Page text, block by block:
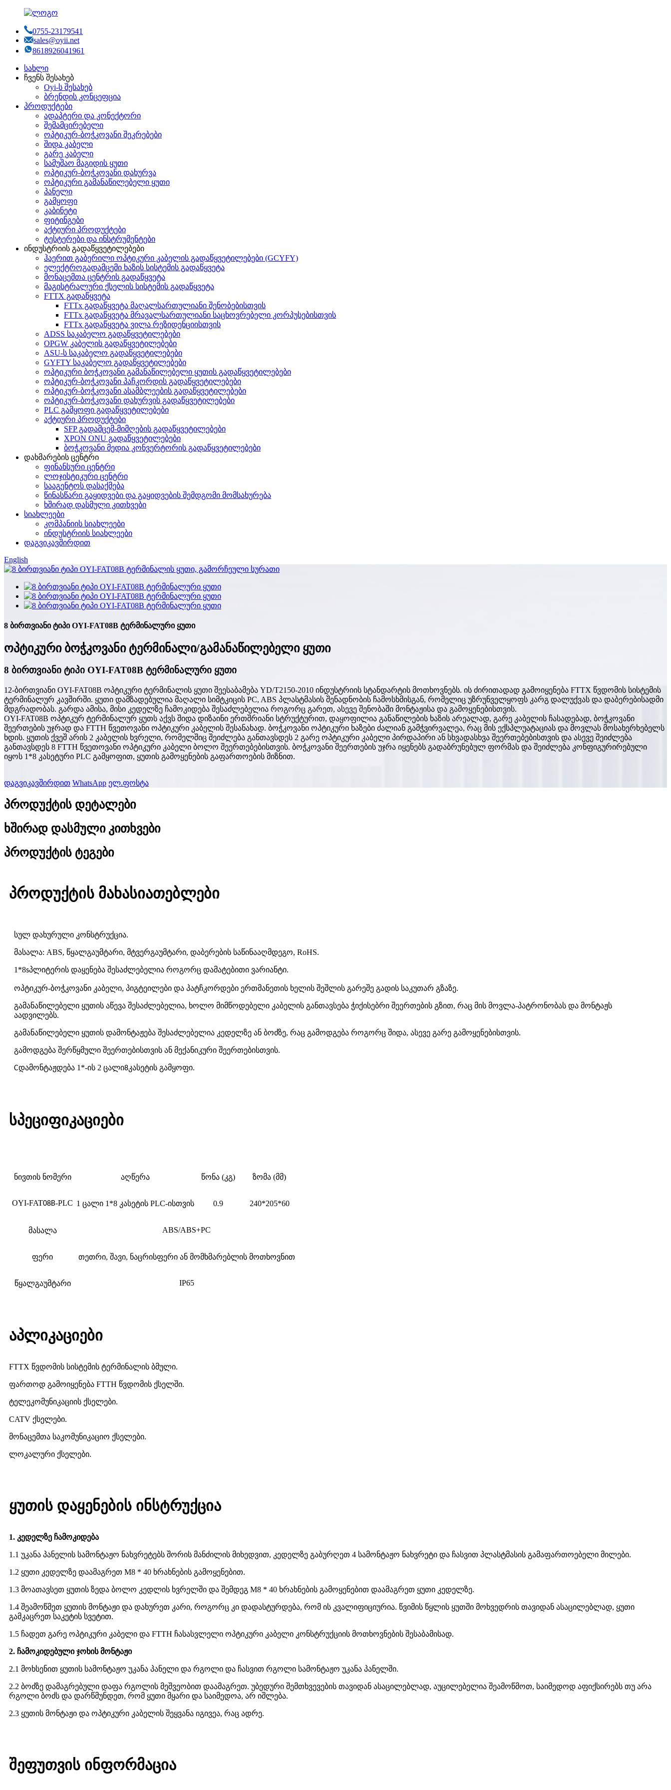
0755-23179541
sales@oyii.net
8618926041961
სახლი
ჩვენს შესახებ
Oyi-ს შესახებ
ბრენდის კონცეფცია
პროდუქტები
ადაპტერი და კონექტორი
შემამცირებელი
ოპტიკურ-ბოჭკოვანი შეკრებები
შიდა კაბელი
გარე კაბელი
სამუშაო მაგიდის ყუთი
ოპტიკურ-ბოჭკოვანი დახურვა
ოპტიკური გამანაწილებელი ყუთი
პანელი
გამყოფი
კაბინეტი
ფიტინგები
აქტიური პროდუქტები
ტესტერები და ინსტრუმენტები
ინდუსტრიის გადაწყვეტილებები
ჰაერით გაბერილი ოპტიკური კაბელის გადაწყვეტილებები (GCYFY)
ელექტროგადამცემი ხაზის სისტემის გადაწყვეტა
მონაცემთა ცენტრის გადაწყვეტა
მაგისტრალური ქსელის სისტემის გადაწყვეტა
FTTX გადაწყვეტა
FTTx გადაწყვეტა მაღალსართულიანი შენობებისთვის
FTTx გადაწყვეტა მრავალსართულიანი საცხოვრებელი კორპუსებისთვის
FTTx გადაწყვეტა ვილა რეზიდენციისთვის
ADSS საკაბელო გადაწყვეტილებები
OPGW კაბელის გადაწყვეტილებები
ASU-ს საკაბელო გადაწყვეტილებები
GYFTY საკაბელო გადაწყვეტილებები
ოპტიკური ბოჭკოვანი გამანაწილებელი ყუთის გადაწყვეტილებები
ოპტიკურ-ბოჭკოვანი პაჩკორდის გადაწყვეტილებები
ოპტიკურ-ბოჭკოვანი ასამბლეების გადაწყვეტილებები
ოპტიკურ-ბოჭკოვანი დახურვის გადაწყვეტილებები
PLC გამყოფი გადაწყვეტილებები
აქტიური პროდუქტები
SFP გადამცემ-მიმღების გადაწყვეტილებები
XPON ONU გადაწყვეტილებები
ბოჭკოვანი მედია კონვერტორის გადაწყვეტილებები
დახმარების ცენტრი
ფინანსური ცენტრი
ლოჯისტიკური ცენტრი
სააგენტოს დასაქმება
წინასწარი გაყიდვები და გაყიდვების შემდგომი მომსახურება
ხშირად დასმული კითხვები
სიახლეები
კომპანიის სიახლეები
ინდუსტრიის სიახლეები
დაგვიკავშირდით
English
8 ბირთვიანი ტიპი OYI-FAT08B ტერმინალური ყუთი
ოპტიკური ბოჭკოვანი ტერმინალი/გამანაწილებელი ყუთი
8 ბირთვიანი ტიპი OYI-FAT08B ტერმინალური ყუთი
12-ბირთვიანი OYI-FAT08B ოპტიკური ტერმინალის ყუთი შეესაბამება YD/T2150-2010 ინდუსტრიის სტანდარტის მოთხოვნებს. ის ძირითადად გამოიყენება FTTX წვდომის სისტემის
ტერმინალურ კავშირში. ყუთი დამზადებულია მაღალი სიმტკიცის PC, ABS პლასტმასის შენადნობის ჩამოსხმისგან, რომელიც უზრუნველყოფს კარგ დალუქვას და დაბერებისადმი
მდგრადობას. გარდა ამისა, მისი კედელზე ჩამოკიდება შესაძლებელია როგორც გარეთ, ასევე შენობაში მონტაჟისა და გამოყენებისთვის.
OYI-FAT08B ოპტიკურ ტერმინალურ ყუთს აქვს შიდა დიზაინი ერთშრიანი სტრუქტურით, დაყოფილია განაწილების ხაზის არეალად, გარე კაბელის ჩასადებად, ბოჭკოვანი
შეერთების უჯრად და FTTH წვეთოვანი ოპტიკური კაბელის შესანახად. ბოჭკოვანი ოპტიკური ხაზები ძალიან გამჭვირვალეა, რაც მის ექსპლუატაციას და მოვლას მოსახერხებელს
ხდის. ყუთის ქვეშ არის 2 კაბელის ხვრელი, რომელშიც შეიძლება განთავსდეს 2 გარე ოპტიკური კაბელი პირდაპირი ან სხვადასხვა შეერთებებისთვის და ასევე შეიძლება
განთავსდეს 8 FTTH წვეთოვანი ოპტიკური კაბელი ბოლო შეერთებებისთვის. ბოჭკოვანი შეერთების უჯრა იყენებს გადაბრუნებულ ფორმას და შეიძლება კონფიგურირებული
იყოს 1*8 კასეტური PLC გამყოფით, ყუთის გამოყენების გაფართოების მიზნით.
დაგვიკავშირდით WhatsApp ელ.ფოსტა
პროდუქტის დეტალები
ხშირად დასმული კითხვები
პროდუქტის ტეგები
პროდუქტის მახასიათებლები
სულ დახურული კონსტრუქცია.
მასალა: ABS, წყალგაუმტარი, მტვერგაუმტარი, დაბერების საწინააღმდეგო, RoHS.
1*8sპლიტერის დაყენება შესაძლებელია როგორც დამატებითი ვარიანტი.
ოპტიკურ-ბოჭკოვანი კაბელი, პიგტეილები და პატჩკორდები ერთმანეთის ხელის შეშლის გარეშე გადის საკუთარ გზაზე.
გამანაწილებელი ყუთის აწევა შესაძლებელია, ხოლო მიმწოდებელი კაბელის განთავსება ჭიქისებრი შეერთების გზით, რაც მის მოვლა-პატრონობას და მონტაჟს
აადვილებს.
გამანაწილებელი ყუთის დამონტაჟება შესაძლებელია კედელზე ან ბოძზე, რაც გამოდგება როგორც შიდა, ასევე გარე გამოყენებისთვის.
გამოდგება შერწყმული შეერთებისთვის ან მექანიკური შეერთებისთვის.
Cდამონტაჟდება 1*-ის 2 ცალი8კასეტის გამყოფი.
სპეციფიკაციები
ნივთის ნომერი აღწერა წონა (კგ) ზომა (მმ)
OYI-FAT08B-PLC 1 ცალი 1*8 კასეტის PLC-ისთვის 0.9 240*205*60
მასალა ABS/ABS+PC
ფერი თეთრი, შავი, ნაცრისფერი ან მომხმარებლის მოთხოვნით
წყალგაუმტარი IP65
აპლიკაციები
FTTX წვდომის სისტემის ტერმინალის ბმული.
ფართოდ გამოიყენება FTTH წვდომის ქსელში.
ტელეკომუნიკაციის ქსელები.
CATV ქსელები.
მონაცემთა საკომუნიკაციო ქსელები.
ლოკალური ქსელები.
ყუთის დაყენების ინსტრუქცია
1. კედელზე ჩამოკიდება
1.1 უკანა პანელის სამონტაჟო ნახვრეტებს შორის მანძილის მიხედვით, კედელზე გაბურღეთ 4 სამონტაჟო ნახვრეტი და ჩასვით პლასტმასის გამაფართოებელი მილები.
1.2 ყუთი კედელზე დაამაგრეთ M8 * 40 ხრახნების გამოყენებით.
1.3 მოათავსეთ ყუთის ზედა ბოლო კედლის ხვრელში და შემდეგ M8 * 40 ხრახნების გამოყენებით დაამაგრეთ ყუთი კედელზე.
1.4 შეამოწმეთ ყუთის მონტაჟი და დახურეთ კარი, როგორც კი დადასტურდება, რომ ის კვალიფიციურია. წვიმის წყლის ყუთში მოხვედრის თავიდან ასაცილებლად, ყუთი
გამკაცრეთ საკეტის სვეტით.
1.5 ჩადეთ გარე ოპტიკური კაბელი და FTTH ჩასასვლელი ოპტიკური კაბელი კონსტრუქციის მოთხოვნების შესაბამისად.
2. ჩამოკიდებული ჯოხის მონტაჟი
2.1 მოხსენით ყუთის სამონტაჟო უკანა პანელი და რგოლი და ჩასვით რგოლი სამონტაჟო უკანა პანელში.
2.2 ბოძზე დამაგრებული დაფა რგოლის მეშვეობით დაამაგრეთ. უბედური შემთხვევების თავიდან ასაცილებლად, აუცილებელია შეამოწმოთ, საიმედოდ აფიქსირებს თუ არა
რგოლი ბოძს და დარწმუნდეთ, რომ ყუთი მყარი და საიმედოა, არ იშლება.
2.3 ყუთის მონტაჟი და ოპტიკური კაბელის შეყვანა იგივეა, რაც ადრე.
შეფუთვის ინფორმაცია